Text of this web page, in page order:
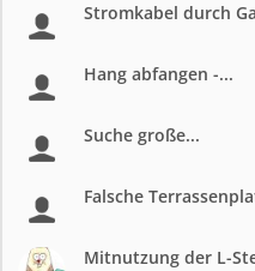
Stromkabel durch
Hang abfangen -...
Suche große...
Falsche
Mitnutzung der L-